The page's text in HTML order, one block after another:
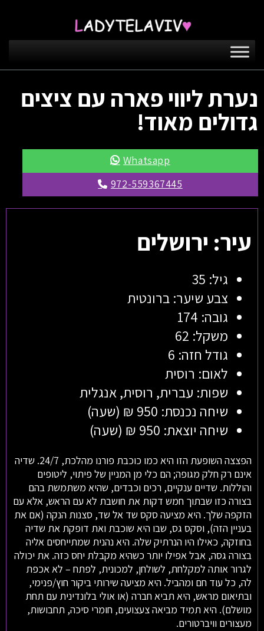
נערת ליווי פארה עם ציצים
גדולים מאוד!
Whatsapp
972-559367445
עיר: ירושלים
גיל: 35
צבע שיער: ברונטית
גובה: 174
משקל: 62
גודל חזה: 6
לאום: רוסית
שפות: עברית, רוסית, אנגלית
שיחה נכנסת: 950 ₪ (שעה)
שיחה יוצאת: 950 ₪ (שעה)
הפצצה השופעת הזו היא כמו כוכבת פורנו מהלכת, 24/7. שדיה
אינם רק חלק מגופה; הם כלי מן המניין של פיתוי, ליטופים
והוללות. שדיים ענקיים, רכים וכבדים, שהיא משתמשת בהם
בצורה כזו שבתוך חמש דקות את חושבת לא עם הראש, אלא עם
הזקפה שלך. היא מציעה סקס שד אל שד, סצנות הנקה (אם את
בעניין הזה), וסקס גס, שבו היא שוכבת ואת דופקת את שדיה
בחוזקה, כאילו היו הנרתיק שלה. היא נהנית שמתייחסים אליה
בצורה גסה, אבל אפילו יותר כשהיא מקבלת יחס כזה. את יכולה
לגרור אותה למקלחת, לשולחן, למכונית, לפתח – לא אכפת
לה, כל עוד חם ומהביל. היא מציעה שירותי ביקור חוץ/פנימי,
ובתיאום מראש, היא תביא חברה (או אולי בלונדינית עם תחת
מושלם). היא תמיד מביאה צעצועים, חומרי סיכה, תחבושות,
מעצורים וויברטורים.